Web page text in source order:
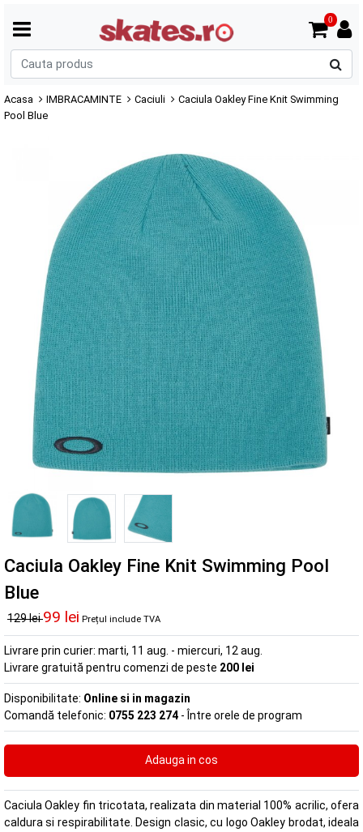
0
Acasa IMBRACAMINTE Caciuli
Caciula Oakley Fine Knit Swimming
Pool Blue
Caciula Oakley Fine Knit Swimming Pool
Blue
129 lei99 lei Prețul include TVA
Livrare prin curier: marti, 11 aug. - miercuri, 12 aug.
Livrare gratuită pentru comenzi de peste 200 lei
Disponibilitate: Online si in magazin
Comandă telefonic: 0755 223 274 - Între orele de program
Caciula Oakley fin tricotata, realizata din material 100% acrilic, ofera
caldura si respirabilitate. Design clasic, cu logo Oakley brodat, ideala